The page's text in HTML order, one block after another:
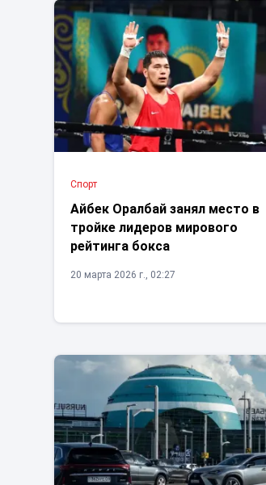
Спорт
Айбек Оралбай занял место в
тройке лидеров мирового
рейтинга бокса
20 марта 2026 г., 02:27